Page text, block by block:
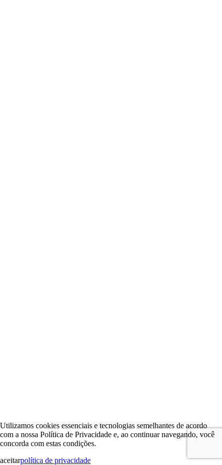
Utilizamos cookies essenciais e tecnologias semelhantes de acordo
com a nossa Política de Privacidade e, ao continuar navegando, você
concorda com estas condições.
aceitarpolítica de privacidade